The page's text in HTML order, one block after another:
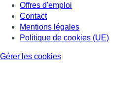
Offres d'emploi
Contact
Mentions légales
Politique de cookies (UE)
Gérer les cookies